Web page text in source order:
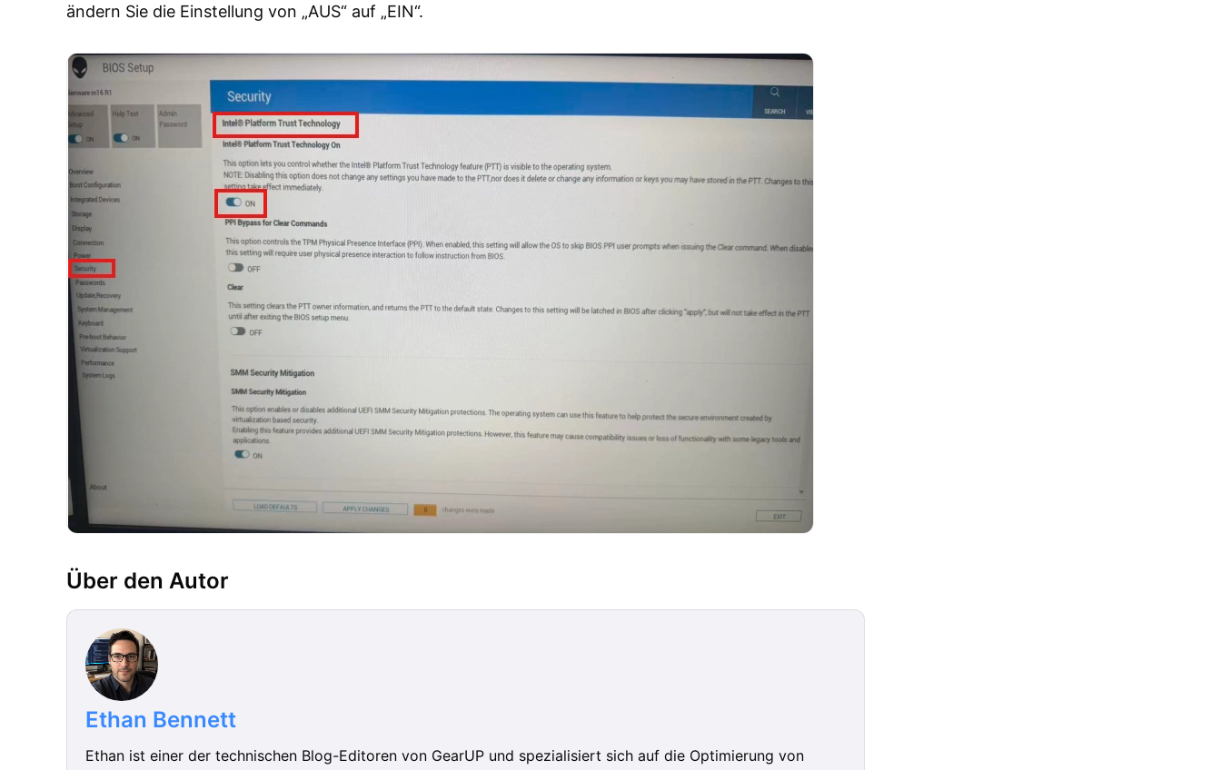
ändern Sie die Einstellung von „AUS“ auf „EIN“.
Über den Autor
Ethan Bennett
Ethan ist einer der technischen Blog-Editoren von GearUP und spezialisiert sich auf die Optimierung von